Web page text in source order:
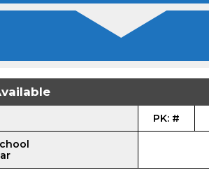
PK: #